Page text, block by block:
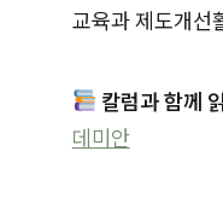
교육과 제도개선
칼럼과 함께
데미안